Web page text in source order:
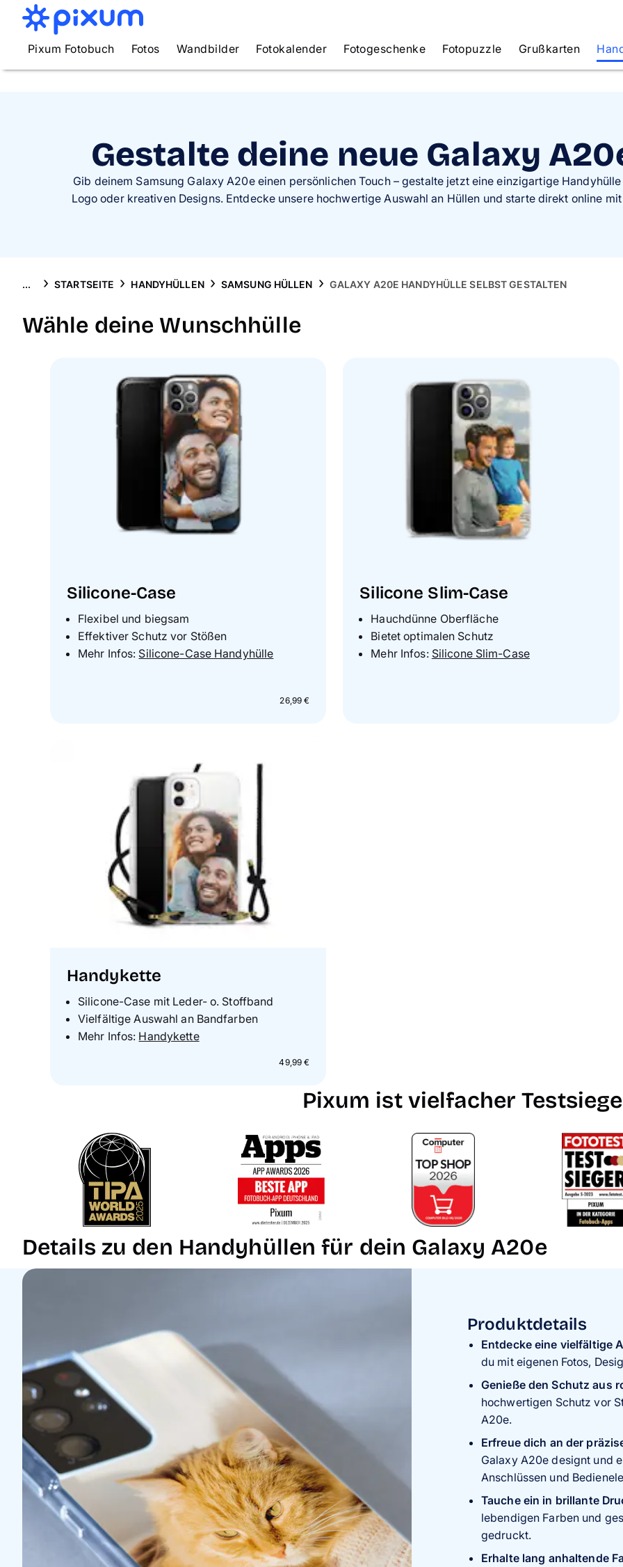
Pixum Fotobuch Fotos Wandbilder Fotokalender Fotogeschenke Fotopuzzle Grußkarten
Gestalte deine neue Galaxy
Gib deinem Samsung Galaxy A20e einen persönlichen Touch – gestalte jetzt eine einzigartige
Logo oder kreativen Designs. Entdecke unsere hochwertige Auswahl an Hüllen und starte direkt online
... STARTSEITE HANDYHÜLLEN SAMSUNG HÜLLEN GALAXY A20E HANDYHÜLLE SELBST GESTALTEN
Wähle deine Wunschhülle
Silicone-Case
Flexibel und biegsam
Effektiver Schutz vor Stößen
Mehr Infos: Silicone-Case Handyhülle
26,99 €
Silicone Slim-Case
Hauchdünne Oberfläche
Bietet optimalen Schutz
Mehr Infos: Silicone Slim-Case
Handykette
Silicone-Case mit Leder- o. Stoffband
Vielfältige Auswahl an Bandfarben
Mehr Infos: Handykette
49,99 €
Pixum ist vielfacher
Details zu den Handyhüllen für dein Galaxy A20e
Produktdetails
Entdecke eine vielfältige
du mit eigenen Fotos,
Genieße den Schutz aus
hochwertigen Schutz vor
A20e.
Erfreue dich an der
Galaxy A20e designt und
Anschlüssen und
Tauche ein in brillante
lebendigen Farben und
gedruckt.
Erhalte lang anhaltende